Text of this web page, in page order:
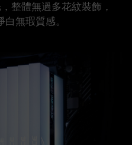
整體無過多花紋裝飾，
無瑕質感。